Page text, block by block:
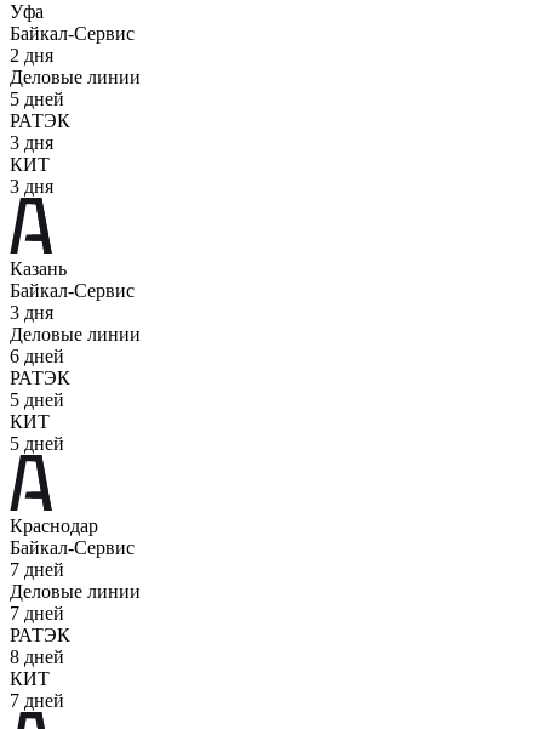
Уфа
Байкал-Сервис
2 дня
Деловые линии
5 дней
РАТЭК
3 дня
КИТ
3 дня
Казань
Байкал-Сервис
3 дня
Деловые линии
6 дней
РАТЭК
5 дней
КИТ
5 дней
Краснодар
Байкал-Сервис
7 дней
Деловые линии
7 дней
РАТЭК
8 дней
КИТ
7 дней